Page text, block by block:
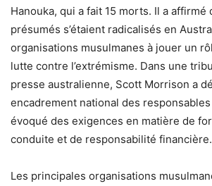
Hanouka, qui a fait 15 morts. Il a affirmé
présumés s’étaient radicalisés en
organisations musulmanes à jouer un
lutte contre l’extrémisme. Dans une
presse australienne, Scott Morrison a
encadrement national des
évoqué des exigences en matière de
conduite et de responsabilité financière.
Les principales organisations